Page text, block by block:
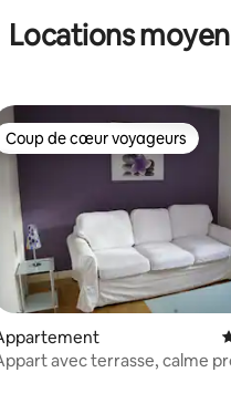
Locations
sur la base de 177
Coup de cœur voyageurs
Coup de cœur voyageurs
avec terrasse, calme